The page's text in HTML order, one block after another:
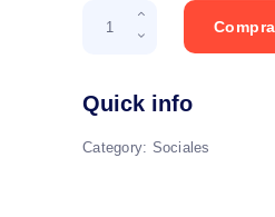
Hosanna-
SP2
Quick info
Category: Sociales